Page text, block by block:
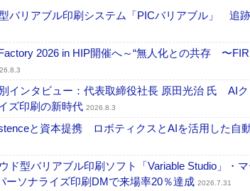
バリアブル印刷システム「PICバリアブル」 追
2026 in HIP開催へ～“無人化との共存 〜
インタビュー：代表取締役社長 原田光治 氏 AI
ズ印刷の新時代 2026.8.3
と資本提携 ロボティクスとAIを活用した自
型バリアブル印刷ソフト「Variable Studio」・
ソナライズ印刷DMで来場率20％達成 2026.7.31